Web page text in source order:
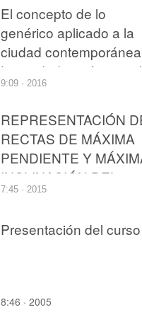
El concepto de lo
genérico aplicado a la
ciudad
La ciudad genérica y el
espacio basura de
9:09 · 2016
REPRESENTACIÓN
RECTAS DE MÁXIMA
PENDIENTE Y
INCLINACIÓN DEL
PLANO EMPLEANDO
7:45 · 2015
Presentación del curso
8:46 · 2005